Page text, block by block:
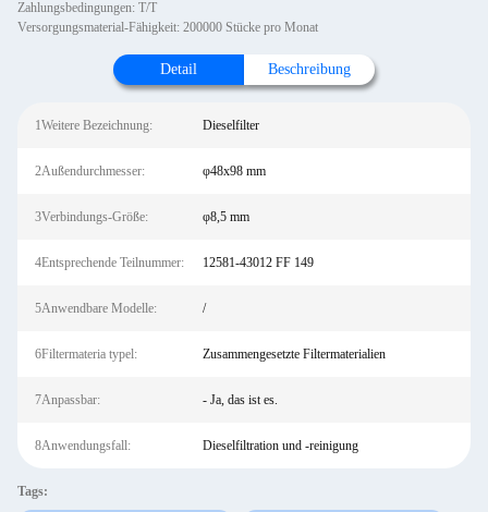
Zahlungsbedingungen: T/T
Versorgungsmaterial-Fähigkeit: 200000 Stücke pro Monat
Detail Beschreibung
1Weitere Bezeichnung: Dieselfilter
2Außendurchmesser: φ48x98 mm
3Verbindungs-Größe: φ8,5 mm
4Entsprechende Teilnummer: 12581-43012 FF 149
5Anwendbare Modelle: /
6Filtermateria typel: Zusammengesetzte Filtermaterialien
7Anpassbar: - Ja, das ist es.
8Anwendungsfall: Dieselfiltration und -reinigung
Tags: